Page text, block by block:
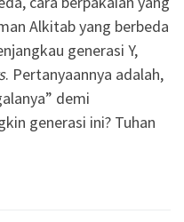
Alkitab yang berbeda
generasi Y,
. Pertanyaannya adalah,
demi
generasi ini? Tuhan